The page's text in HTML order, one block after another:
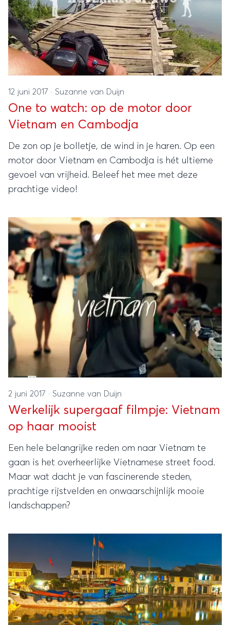
12 juni 2017 · Suzanne van Duijn
One to watch: op de motor door
Vietnam en Cambodja
De zon op je bolletje, de wind in je haren. Op een
motor door Vietnam en Cambodja is hét ultieme
gevoel van vrijheid. Beleef het mee met deze
prachtige video!
2 juni 2017 · Suzanne van Duijn
Werkelijk supergaaf filmpje: Vietnam
op haar mooist
Een hele belangrijke reden om naar Vietnam te
gaan is het overheerlijke Vietnamese street food.
Maar wat dacht je van fascinerende steden,
prachtige rijstvelden en onwaarschijnlijk mooie
landschappen?